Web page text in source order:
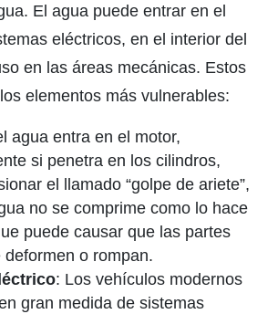
El agua puede entrar en el
eléctricos, en el interior del
en las áreas mecánicas. Estos
elementos más vulnerables:
agua entra en el motor,
si penetra en los cilindros,
el llamado “golpe de ariete”,
no se comprime como lo hace
puede causar que las partes
deformen o rompan.
: Los vehículos modernos
gran medida de sistemas